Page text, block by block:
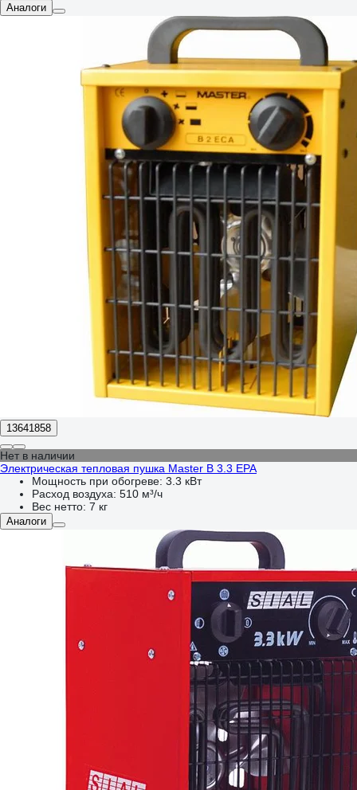
Аналоги
13641858
Нет в наличии
Электрическая тепловая пушка Master B 3.3 EPA
Мощность при обогреве: 3.3 кВт
Расход воздуха: 510 м³/ч
Вес нетто: 7 кг
Аналоги